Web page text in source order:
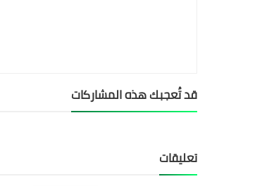
قد تُعجبك هذه المشاركات
تعليقات